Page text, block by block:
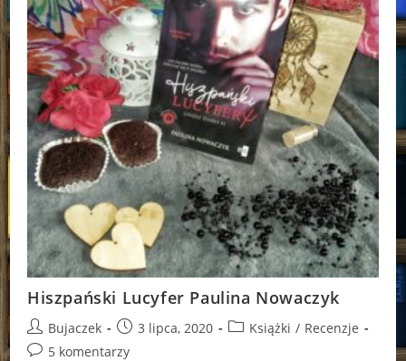
Hiszpański Lucyfer Paulina Nowaczyk
Post
author:
Bujaczek
Post
published:
3 lipca, 2020
PostKsiążki / Recenzje
Post5 komentarzy